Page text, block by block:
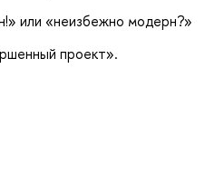
или «неизбежно модерн?»
проект».